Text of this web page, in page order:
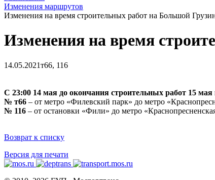
Изменения маршрутов
Изменения на время строительных работ на Большой
Изменения на время
14.05.2021т66, 116
С 23:00 14 мая до окончания строительных работ 15 мая
№ т66 – от метро «Филевский парк» до метро
№ 116 – от остановки «Фили» до метро
Возврат к списку
Версия для печати